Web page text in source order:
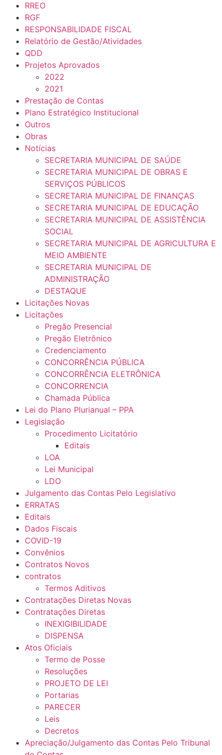
RREO
RGF
RESPONSABILIDADE FISCAL
Relatório de Gestão/Atividades
QDD
Projetos Aprovados
2022
2021
Prestação de Contas
Plano Estratégico Institucional
Outros
Obras
Notícias
SECRETARIA MUNICIPAL DE SAÚDE
SECRETARIA MUNICIPAL DE OBRAS E
SERVIÇOS PÚBLICOS
SECRETARIA MUNICIPAL DE FINANÇAS
SECRETARIA MUNICIPAL DE EDUCAÇÃO
SECRETARIA MUNICIPAL DE ASSISTÊNCIA
SOCIAL
SECRETARIA MUNICIPAL DE AGRICULTURA E
MEIO AMBIENTE
SECRETARIA MUNICIPAL DE
ADMINISTRAÇÃO
DESTAQUE
Licitações Novas
Licitações
Pregão Presencial
Pregão Eletrônico
Credenciamento
CONCORRÊNCIA PÚBLICA
CONCORRÊNCIA ELETRÔNICA
CONCORRENCIA
Chamada Pública
Lei do Plano Plurianual – PPA
Legislação
Procedimento Licitatório
Editais
LOA
Lei Municipal
LDO
Julgamento das Contas Pelo Legislativo
ERRATAS
Editais
Dados Fiscais
COVID-19
Convênios
Contratos Novos
contratos
Termos Aditivos
Contratações Diretas Novas
Contratações Diretas
INEXIGIBILIDADE
DISPENSA
Atos Oficiais
Termo de Posse
Resoluções
PROJETO DE LEI
Portarias
PARECER
Leis
Decretos
Apreciação/Julgamento das Contas Pelo Tribunal